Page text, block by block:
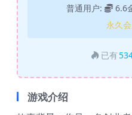
普通用户: 6.6
永久
已有
游戏介绍